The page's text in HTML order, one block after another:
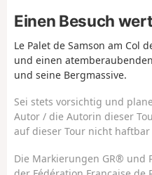
Einen Besuch wert
Le Palet de Samson am Col
und einen
und seine Bergmassive.
Sei stets vorsichtig und
Autor / die Autorin dieser
auf dieser Tour nicht
Die Markierungen GR® und